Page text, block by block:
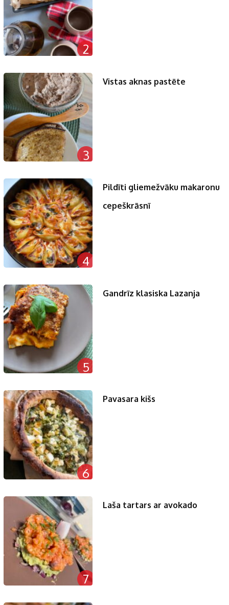
2
3
Vistas aknas pastēte
4
Pildīti gliemežvāku makaronu
cepeškrāsnī
5
Gandrīz klasiska Lazanja
6
Pavasara kišs
7
Laša tartars ar avokado